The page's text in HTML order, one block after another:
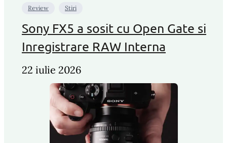
Review Stiri
Sony FX5 a sosit cu Open Gate si
Inregistrare RAW Interna
22 iulie 2026